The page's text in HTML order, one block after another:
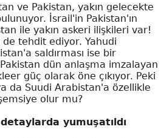
ve Pakistan, yakın gelecekte
İsrail'in Pakistan'ın
ile yakın askeri ilişkileri var!
de tehdit ediyor. Yahudi
saldırması ise bir
Pakistan dün anlaşma imzalayan
güç olarak öne çıkıyor. Peki
da Suudi Arabistan'a özellikle
olur mu?
yumuşatıldı